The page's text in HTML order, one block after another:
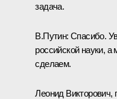
задача.
В.Путин: Спасибо.
российской науки,
сделаем.
Леонид Викторович,